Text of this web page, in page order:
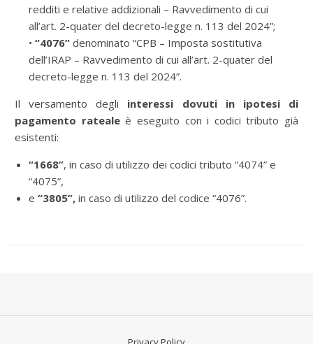
redditi e relative addizionali – Ravvedimento di cui
all’art. 2-quater del decreto-legge n. 113 del 2024”;
• “4076” denominato “CPB – Imposta sostitutiva
dell’IRAP – Ravvedimento di cui all’art. 2-quater del
decreto-legge n. 113 del 2024”.
Il versamento degli interessi dovuti in ipotesi di
pagamento ratealeè eseguito con i codici tributo già
esistenti:
“1668”, in caso di utilizzo dei codici tributo “4074” e
“4075”,
e “3805”, in caso di utilizzo del codice “4076”.